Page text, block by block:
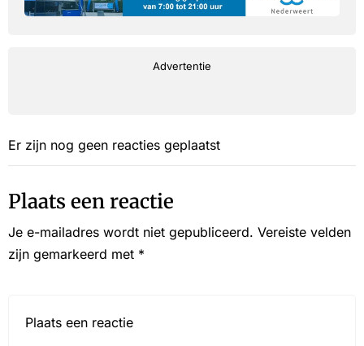
Advertentie
Er zijn nog geen reacties geplaatst
Plaats een reactie
Je e-mailadres wordt niet gepubliceerd. Vereiste velden
zijn gemarkeerd met *